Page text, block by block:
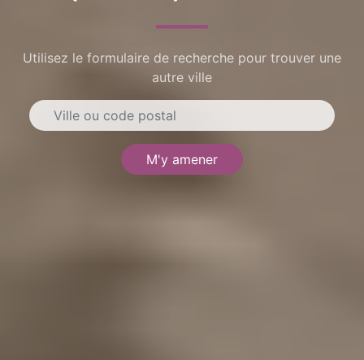
Utilisez le formulaire de recherche pour trouver une
autre ville
M'y amener